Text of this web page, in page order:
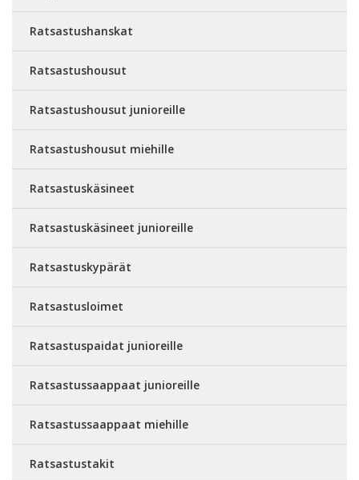
Ratsastushanskat
Ratsastushousut
Ratsastushousut junioreille
Ratsastushousut miehille
Ratsastuskäsineet
Ratsastuskäsineet junioreille
Ratsastuskypärät
Ratsastusloimet
Ratsastuspaidat junioreille
Ratsastussaappaat junioreille
Ratsastussaappaat miehille
Ratsastustakit